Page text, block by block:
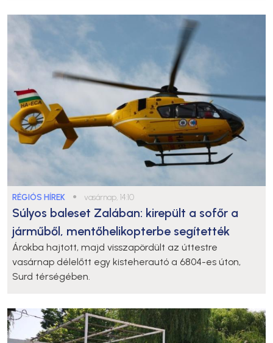
RÉGIÓS HÍREK ● vasárnap, 14:10
Súlyos baleset Zalában: kirepült a sofőr a
járműből, mentőhelikopterbe segítették
Árokba hajtott, majd visszapördült az úttestre
vasárnap délelőtt egy kisteherautó a 6804-es úton,
Surd térségében.